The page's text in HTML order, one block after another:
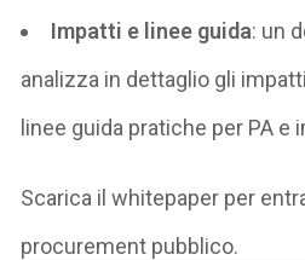
Impatti e linee guida: un
analizza in dettaglio gli
linee guida pratiche per PA e
Scarica ilwhitepaper per
procurement pubblico.